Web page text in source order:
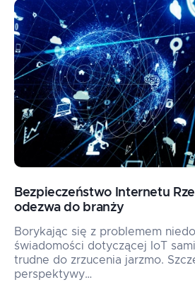
Bezpieczeństwo Internetu
odezwa do branży
Borykając się z problemem
świadomości dotyczącej IoT
trudne do zrzucenia jarzmo.
perspektywy…